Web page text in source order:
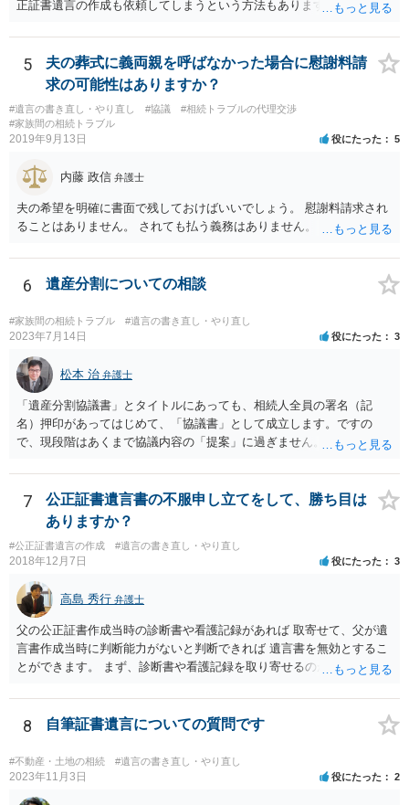
正証書遺言の作成も依頼してしまうという方法もあります） 事前に了
ません。 遺言執行者に就任し、遺言執行が完了したときの報酬だけ、
弁護士費用としてかかります。 ・亡くなった際に、法務局に預けた自
筆証書遺言の存在を親族がなかったものにされる可能性 ⇒自筆の遺言
書を法務局に保管した場合、死亡後、法務局に遺言書の有無を照会す
ることになりますので、「法務局に預けた自筆証書遺言の存在を親族
がなかったもの」にすることはできません。 存在をなかったものにす
がありえますが、その予防方法は、遺言者と面談してみないと判断が
難しいです。
5
夫の葬式に義両親を呼ばなかった場合に慰謝料請
求の可能性はありますか？
#遺言の書き直し・やり直し #協議
#相続トラブルの代理交渉
#家族間の相続トラブル
2019年9月13日 役にたった 5
内藤 政信 弁護士
夫の希望を明確に書面で残しておけばいいでしょう。 慰謝料請求され
ることはありません。 されても払う義務はありません。
6 遺産分割についての相談
#家族間の相続トラブル #遺言の書き直し・やり直し
2023年7月14日 役にたった 3
松本 治 弁護士
「遺産分割協議書」とタイトルにあっても、相続人全員の署名（記
名）押印があってはじめて、「協議書」として成立します。ですの
で、現段階はあくまで協議内容の「提案」に過ぎません。 納得がいか
成立となります。その場合、成立させたい相続人が、家庭裁判所に遺
産分割調停を申し立てなければなりません。 なお、弁護士の送付状
は、通常、相続人全員分の（本件であれば４通の）「遺産分割協議
書」を作成するところ、１通だけの作成にとどめる理由が書かれてい
るものです。
7
公正証書遺言書の不服申し立てをして、勝ち目は
ありますか？
#公正証書遺言の作成 #遺言の書き直し・やり直し
2018年12月7日 役にたった 3
高島 秀行 弁護士
父の公正証書作成当時の診断書や看護記録があれば 取寄せて、父が遺
言書作成当時に判断能力がないと判断できれば 遺言書を無効とするこ
とができます。 まず、診断書や看護記録を取り寄せるのが重要となり
いと思います。
8 自筆証書遺言についての質問です
#不動産・土地の相続 #遺言の書き直し・やり直し
2023年11月3日 役にたった 2